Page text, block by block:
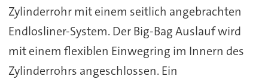
Zylinderrohr mit einem seitlich angebrachten
Endlosliner-System. Der Big-Bag Auslauf wird
mit einem flexiblen Einwegring im Innern des
Zylinderrohrs angeschlossen. Ein